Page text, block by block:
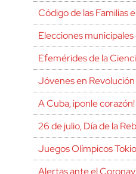
Código de las Familias
Elecciones
Efemérides de la
Jóvenes en Revolución
A Cuba, ¡ponle corazón!
26 de julio, Día de la
Juegos Olímpicos
Alertas ante el